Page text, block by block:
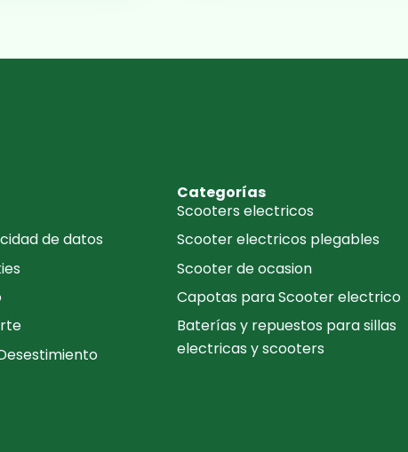
de datos
Categorías
Scooters electricos
Scooter electricos plegables
Scooter de ocasion
Capotas para Scooter electrico
Baterías y repuestos para sillas
electricas y scooters